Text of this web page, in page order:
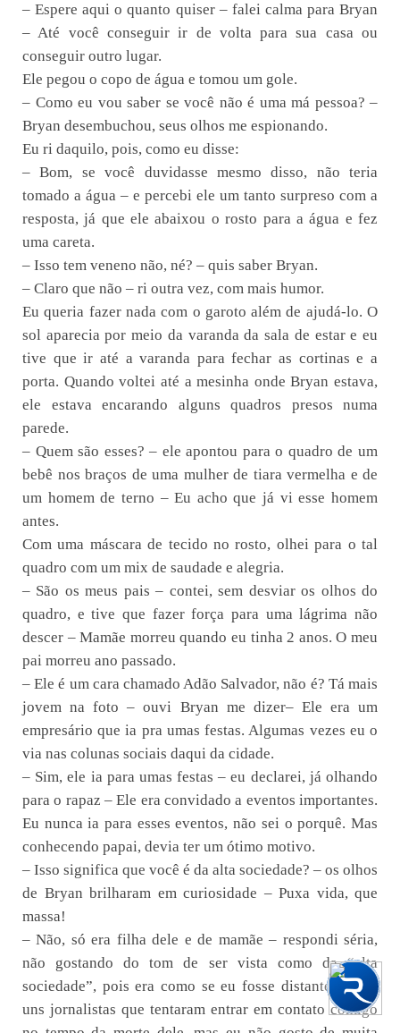
– Espere aqui o quanto quiser – falei calma para Bryan
– Até você conseguir ir de volta para sua casa ou
conseguir outro lugar.
Ele pegou o copo de água e tomou um gole.
– Como eu vou saber se você não é uma má pessoa? –
Bryan desembuchou, seus olhos me espionando.
Eu ri daquilo, pois, como eu disse:
– Bom, se você duvidasse mesmo disso, não teria
tomado a água – e percebi ele um tanto surpreso com a
resposta, já que ele abaixou o rosto para a água e fez
uma careta.
– Isso tem veneno não, né? – quis saber Bryan.
– Claro que não – ri outra vez, com mais humor.
Eu queria fazer nada com o garoto além de ajudá-lo. O
sol aparecia por meio da varanda da sala de estar e eu
tive que ir até a varanda para fechar as cortinas e a
porta. Quando voltei até a mesinha onde Bryan estava,
ele estava encarando alguns quadros presos numa
parede.
– Quem são esses? – ele apontou para o quadro de um
bebê nos braços de uma mulher de tiara vermelha e de
um homem de terno – Eu acho que já vi esse homem
antes.
Com uma máscara de tecido no rosto, olhei para o tal
quadro com um mix de saudade e alegria.
– São os meus pais – contei, sem desviar os olhos do
quadro, e tive que fazer força para uma lágrima não
descer – Mamãe morreu quando eu tinha 2 anos. O meu
pai morreu ano passado.
– Ele é um cara chamado Adão Salvador, não é? Tá mais
jovem na foto – ouvi Bryan me dizer– Ele era um
empresário que ia pra umas festas. Algumas vezes eu o
via nas colunas sociais daqui da cidade.
– Sim, ele ia para umas festas – eu declarei, já olhando
para o rapaz – Ele era convidado a eventos importantes.
Eu nunca ia para esses eventos, não sei o porquê. Mas
conhecendo papai, devia ter um ótimo motivo.
– Isso significa que você é da alta sociedade? – os olhos
de Bryan brilharam em curiosidade – Puxa vida, que
massa!
– Não, só era filha dele e de mamãe – respondi séria,
não gostando do tom de ser vista como da “alta
sociedade”, pois era como se eu fosse distante – Tem
uns jornalistas que tentaram entrar em contato comigo
home
explore
question_answer
arrow_upward